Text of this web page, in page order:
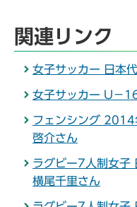
関連リンク
女子サッカー 日本
女子サッカー U－
フェンシング
啓介さん
ラグビー7人制女子
横尾千里さん